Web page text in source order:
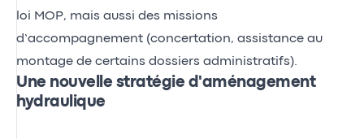
loi MOP, mais aussi des missions
d’accompagnement (concertation, assistance au
montage de certains dossiers administratifs).
Une nouvelle stratégie d'aménagement
hydraulique